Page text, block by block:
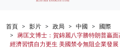
財經
生活
首頁 影片 政局 中國
國際
蔣匡文博士：賀錦麗八字勝特朗普贏
經濟習慣自力更生 美國禁令無阻企業發